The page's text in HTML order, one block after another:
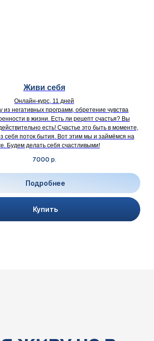
Живи себя
Онлайн-курс, 11 дней
из негативных программ, обретение чувства
в жизни. Есть ли рецепт счастья? Вы
есть! Счастье это быть в моменте,
себя поток бытия. Вот этим мы и займёмся на
Будем делать себя счастливыми!
7000 р.
Подробнее
Купить